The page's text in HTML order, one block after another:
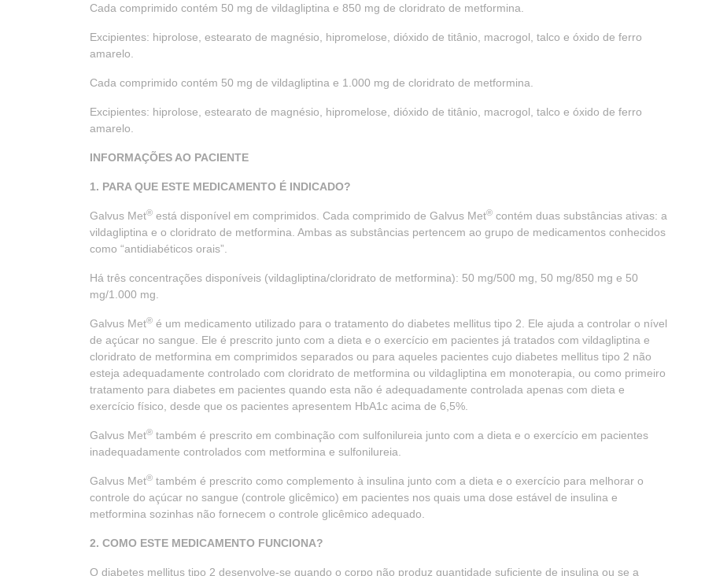
Cada comprimido contém 50 mg de vildagliptina e 850 mg de cloridrato de metformina.
Excipientes: hiprolose, estearato de magnésio, hipromelose, dióxido de titânio, macrogol, talco e óxido de ferro
amarelo.
Cada comprimido contém 50 mg de vildagliptina e 1.000 mg de cloridrato de metformina.
Excipientes: hiprolose, estearato de magnésio, hipromelose, dióxido de titânio, macrogol, talco e óxido de ferro
amarelo.
INFORMAÇÕES AO PACIENTE
1. PARA QUE ESTE MEDICAMENTO É INDICADO?
Galvus Met® está disponível em comprimidos. Cada comprimido de Galvus Met® contém duas substâncias ativas: a
vildagliptina e o cloridrato de metformina. Ambas as substâncias pertencem ao grupo de medicamentos conhecidos
como “antidiabéticos orais”.
Há três concentrações disponíveis (vildagliptina/cloridrato de metformina): 50 mg/500 mg, 50 mg/850 mg e 50
mg/1.000 mg.
Galvus Met® é um medicamento utilizado para o tratamento do diabetes mellitus tipo 2. Ele ajuda a controlar o nível
de açúcar no sangue. Ele é prescrito junto com a dieta e o exercício em pacientes já tratados com vildagliptina e
cloridrato de metformina em comprimidos separados ou para aqueles pacientes cujo diabetes mellitus tipo 2 não
esteja adequadamente controlado com cloridrato de metformina ou vildagliptina em monoterapia, ou como primeiro
tratamento para diabetes em pacientes quando esta não é adequadamente controlada apenas com dieta e
exercício físico, desde que os pacientes apresentem HbA1c acima de 6,5%.
Galvus Met® também é prescrito em combinação com sulfonilureia junto com a dieta e o exercício em pacientes
inadequadamente controlados com metformina e sulfonilureia.
Galvus Met® também é prescrito como complemento à insulina junto com a dieta e o exercício para melhorar o
controle do açúcar no sangue (controle glicêmico) em pacientes nos quais uma dose estável de insulina e
metformina sozinhas não fornecem o controle glicêmico adequado.
2. COMO ESTE MEDICAMENTO FUNCIONA?
O diabetes mellitus tipo 2 desenvolve-se quando o corpo não produz quantidade suficiente de insulina ou se a